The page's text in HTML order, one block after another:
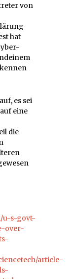
von
hat
es sei
eine
die
u-s-govt-
over-
article-